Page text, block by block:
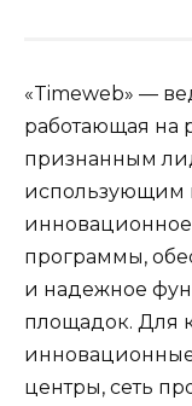
«Timeweb» —
работающая на
признанным
использующим
программы,
и надежное
площадок. Для
центры, сеть